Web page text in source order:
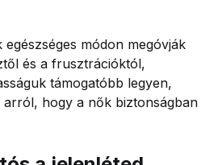
módon megóvják
és a frusztrációktól,
támogatóbb legyen,
arról, hogy a nők biztonságban